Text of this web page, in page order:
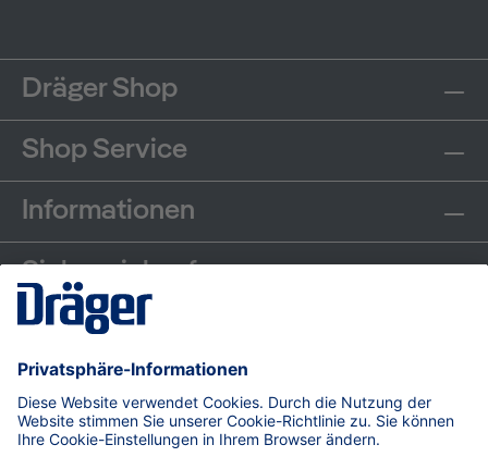
Dräger Shop
Shop Service
Informationen
Sicher einkaufen
Communities
Zahlungsarten